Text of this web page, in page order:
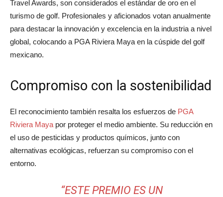
Travel Awards, son considerados el estándar de oro en el
turismo de golf. Profesionales y aficionados votan anualmente
para destacar la innovación y excelencia en la industria a nivel
global, colocando a PGA Riviera Maya en la cúspide del golf
mexicano.
Compromiso con la sostenibilidad
El reconocimiento también resalta los esfuerzos de PGA
Riviera Maya por proteger el medio ambiente. Su reducción en
el uso de pesticidas y productos químicos, junto con
alternativas ecológicas, refuerzan su compromiso con el
entorno.
“ESTE PREMIO ES UN